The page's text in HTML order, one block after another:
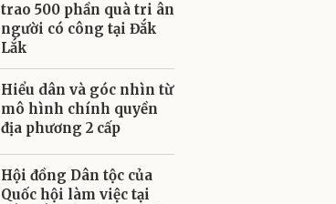
trao 500 phần quà tri ân
người có công tại Đắk
Lắk
Hiểu dân và góc nhìn từ
mô hình chính quyền
địa phương 2 cấp
Hội đồng Dân tộc của
Quốc hội làm việc tại